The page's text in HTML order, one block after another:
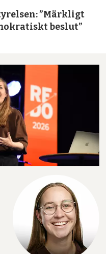
”Märkligt
beslut”